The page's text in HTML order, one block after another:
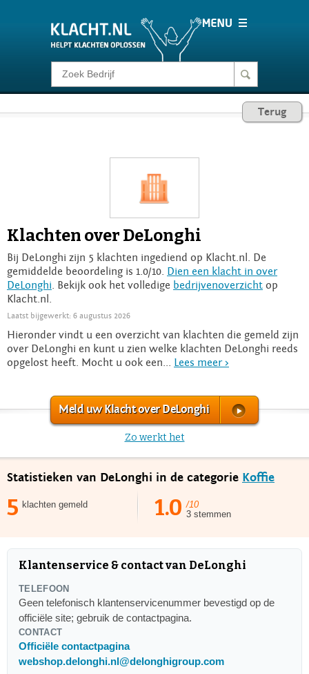
Klacht melden
Login
Terug
Klachten over DeLonghi
Bij DeLonghi zijn 5 klachten ingediend op Klacht.nl. De
gemiddelde beoordeling is 1.0/10. Dien een klacht in over
DeLonghi . Bekijk ook het volledige bedrijvenoverzicht op
Klacht.nl.
Laatst bijgewerkt: 6 augustus 2026
Hieronder vindt u een overzicht van klachten die gemeld zijn
over DeLonghi en kunt u zien welke klachten DeLonghi reeds
opgelost heeft. Mocht u ook een... Lees meer >
Meld uw Klacht over DeLonghi
Zo werkt het
Statistieken van DeLonghi in de categorie Koffie
5 klachten gemeld 1.0 /10
3 stemmen
Klantenservice & contact van DeLonghi
TELEFOON
Geen telefonisch klantenservicenummer bevestigd op de
officiële site; gebruik de contactpagina.
CONTACT
Officiële contactpagina
webshop.delonghi.nl@delonghigroup.com